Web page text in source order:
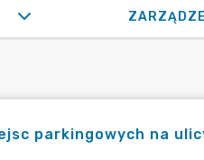
parkingowych na